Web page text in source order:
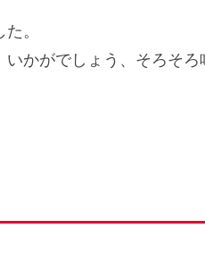
。
かがでしょう、そろそろ